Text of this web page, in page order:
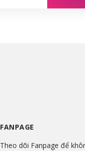
FANPAGE
Theo dõi Fanpage để